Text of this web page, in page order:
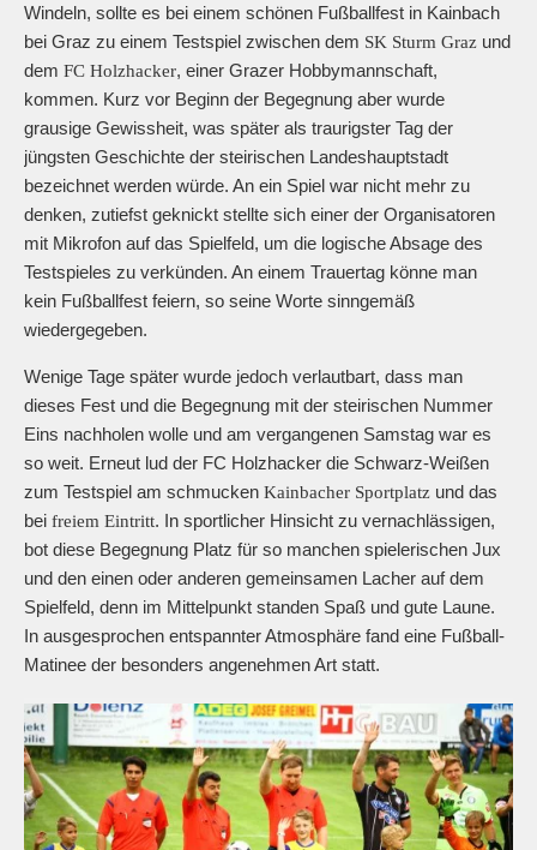
Windeln, sollte es bei einem schönen Fußballfest in Kainbach
bei Graz zu einem Testspiel zwischen dem SK Sturm Graz und
dem FC Holzhacker, einer Grazer Hobbymannschaft,
kommen. Kurz vor Beginn der Begegnung aber wurde
grausige Gewissheit, was später als traurigster Tag der
jüngsten Geschichte der steirischen Landeshauptstadt
bezeichnet werden würde. An ein Spiel war nicht mehr zu
denken, zutiefst geknickt stellte sich einer der Organisatoren
mit Mikrofon auf das Spielfeld, um die logische Absage des
Testspieles zu verkünden. An einem Trauertag könne man
kein Fußballfest feiern, so seine Worte sinngemäß
wiedergegeben.
Wenige Tage später wurde jedoch verlautbart, dass man
dieses Fest und die Begegnung mit der steirischen Nummer
Eins nachholen wolle und am vergangenen Samstag war es
so weit. Erneut lud der FC Holzhacker die Schwarz-Weißen
zum Testspiel am schmucken Kainbacher Sportplatz und das
bei freiem Eintritt. In sportlicher Hinsicht zu vernachlässigen,
bot diese Begegnung Platz für so manchen spielerischen Jux
und den einen oder anderen gemeinsamen Lacher auf dem
Spielfeld, denn im Mittelpunkt standen Spaß und gute Laune.
In ausgesprochen entspannter Atmosphäre fand eine Fußball-
Matinee der besonders angenehmen Art statt.